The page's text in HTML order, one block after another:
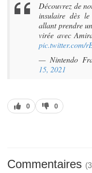
Découvrez de
insulaire dès
allant prendre
virée avec
pic.twitter.com/
— Nintendo
15, 2021
J’aime
0
J’aime
pas
0
Commentaires